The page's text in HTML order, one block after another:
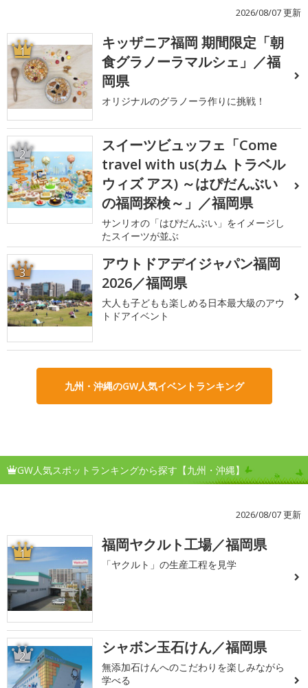
2026/08/07 更新
1
キッザニア福岡 期間限定「朝
食グラノーラマルシェ」／福
岡県
オリジナルのグラノーラ作りに挑戦！
2
スイーツビュッフェ「Come
travel with us(カム トラベル
ウィズ アス) ～はぴだんぶい
の福岡探検～」／福岡県
サンリオの「はぴだんぶい」をイメージし
たスイーツが並ぶ
3
アウトドアデイジャパン福岡
2026／福岡県
大人も子どもも楽しめる日本最大級のアウ
トドアイベント
九州・沖縄のGW人気イベントランキング
GW人気スポットランキングから探す【九州・沖縄】
2026/08/07 更新
1 福岡ヤクルト工場／福岡県
「ヤクルト」の生産工程を見学
2 シャボン玉石けん／福岡県
無添加石けんへのこだわりを楽しみながら
学べる